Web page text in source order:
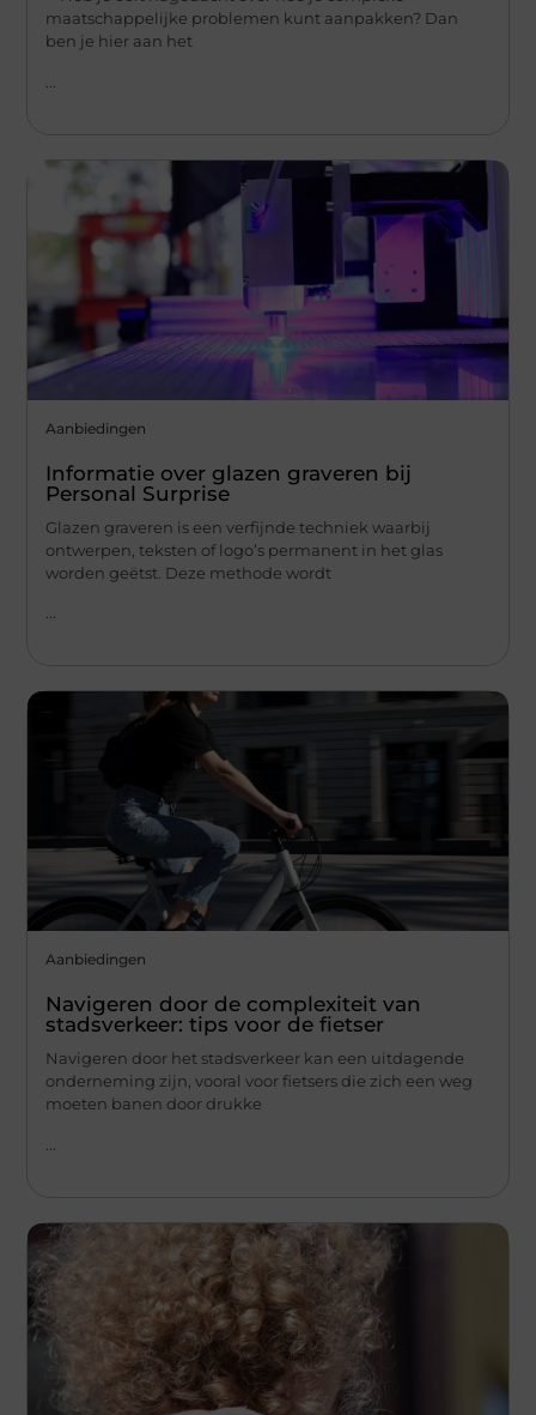
maatschappelijke problemen kunt aanpakken? Dan
ben je hier aan het
Aanbiedingen
Informatie over glazen graveren bij
Personal Surprise
Glazen graveren is een verfijnde techniek waarbij
ontwerpen, teksten of logo’s permanent in het glas
worden geëtst. Deze methode wordt
Aanbiedingen
Navigeren door de complexiteit van
stadsverkeer: tips voor de fietser
Navigeren door het stadsverkeer kan een uitdagende
onderneming zijn, vooral voor fietsers die zich een weg
moeten banen door drukke